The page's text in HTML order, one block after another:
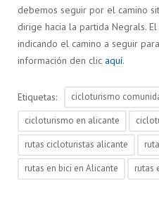
debemos seguir por el camino
dirige hacia la partida Negrals.
indicando el camino a seguir
información den clic aquí.
Etiquetas:
cicloturismo
cicloturismo en alicante
rutas cicloturistas alicante
rutas en bici en Alicante
rutas